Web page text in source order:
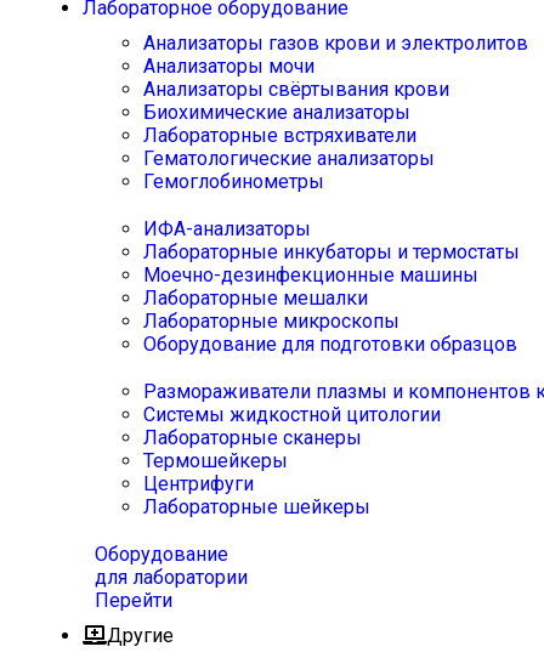
Лабораторное оборудование
Анализаторы газов крови и электролитов
Анализаторы мочи
Анализаторы свёртывания крови
Биохимические анализаторы
Лабораторные встряхиватели
Гематологические анализаторы
Гемоглобинометры
ИФА-анализаторы
Лабораторные инкубаторы и термостаты
Моечно-дезинфекционные машины
Лабораторные мешалки
Лабораторные микроскопы
Оборудование для подготовки образцов
Размораживатели плазмы и компонентов
Системы жидкостной цитологии
Лабораторные сканеры
Термошейкеры
Центрифуги
Лабораторные шейкеры
Оборудование
для лаборатории
Перейти
Другие